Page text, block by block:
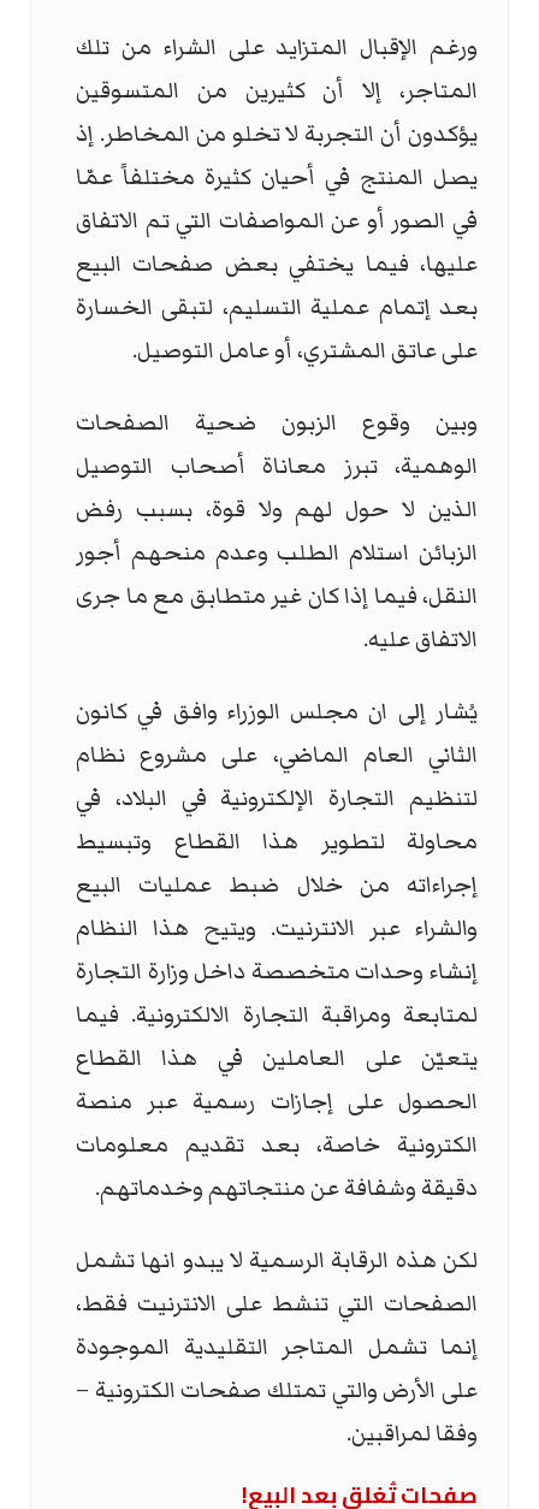
ورغم الإقبال المتزايد على الشراء من تلك
المتاجر، إلا أن كثيرين من المتسوقين
يؤكدون أن التجربة لا تخلو من المخاطر. إذ
يصل المنتج في أحيان كثيرة مختلفاً عمّا
في الصور أو عن المواصفات التي تم الاتفاق
عليها، فيما يختفي بعض صفحات البيع
بعد إتمام عملية التسليم، لتبقى الخسارة
على عاتق المشتري، أو عامل التوصيل.
وبين وقوع الزبون ضحية الصفحات
الوهمية، تبرز معاناة أصحاب التوصيل
الذين لا حول لهم ولا قوة، بسبب رفض
الزبائن استلام الطلب وعدم منحهم أجور
النقل، فيما إذا كان غير متطابق مع ما جرى
الاتفاق عليه.
يُشار إلى ان مجلس الوزراء وافق في كانون
الثاني العام الماضي، على مشروع نظام
لتنظيم التجارة الإلكترونية في البلاد، في
محاولة لتطوير هذا القطاع وتبسيط
إجراءاته من خلال ضبط عمليات البيع
والشراء عبر الانترنيت. ويتيح هذا النظام
إنشاء وحدات متخصصة داخل وزارة التجارة
لمتابعة ومراقبة التجارة الالكترونية. فيما
يتعيّن على العاملين في هذا القطاع
الحصول على إجازات رسمية عبر منصة
الكترونية خاصة، بعد تقديم معلومات
دقيقة وشفافة عن منتجاتهم وخدماتهم.
لكن هذه الرقابة الرسمية لا يبدو انها تشمل
الصفحات التي تنشط على الانترنيت فقط،
إنما تشمل المتاجر التقليدية الموجودة
على الأرض والتي تمتلك صفحات الكترونية –
وفقا لمراقبين.
صفحات تُغلق بعد البيع!